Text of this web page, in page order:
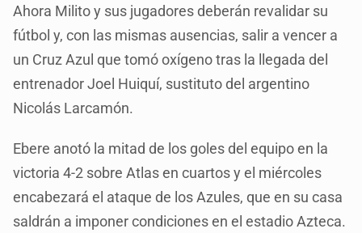
Ahora Milito y sus jugadores deberán revalidar su
fútbol y, con las mismas ausencias, salir a vencer a
un Cruz Azul que tomó oxígeno tras la llegada del
entrenador Joel Huiquí, sustituto del argentino
Nicolás Larcamón.
Ebere anotó la mitad de los goles del equipo en la
victoria 4-2 sobre Atlas en cuartos y el miércoles
encabezará el ataque de los Azules, que en su casa
saldrán a imponer condiciones en el estadio Azteca.